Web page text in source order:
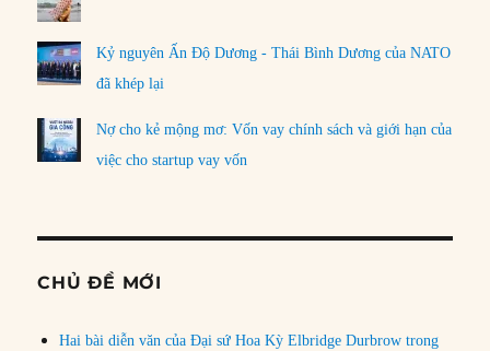
Kỷ nguyên Ấn Độ Dương - Thái Bình Dương của NATO
đã khép lại
Nợ cho kẻ mộng mơ: Vốn vay chính sách và giới hạn của
việc cho startup vay vốn
CHỦ ĐỀ MỚI
Hai bài diễn văn của Đại sứ Hoa Kỳ Elbridge Durbrow trong